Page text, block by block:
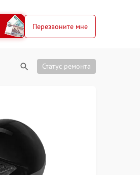
Перезвоните мне
Статус ремонта